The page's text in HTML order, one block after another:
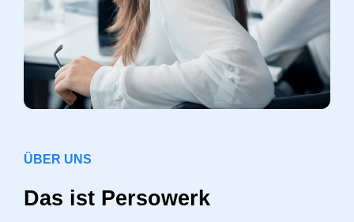
ÜBER UNS
Das ist Persowerk